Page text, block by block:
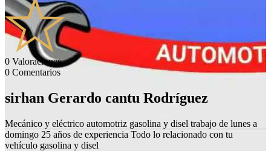
0 Valoraciones
0 Comentarios
sirhan Gerardo cantu Rodríguez
Mecánico y eléctrico automotriz gasolina y disel trabajo de lunes a
domingo 25 años de experiencia Todo lo relacionado con tu
vehículo gasolina y disel